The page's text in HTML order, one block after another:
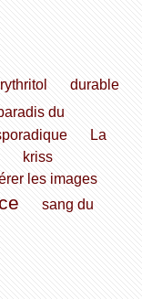
durable
du
La
kriss
les images
sang du